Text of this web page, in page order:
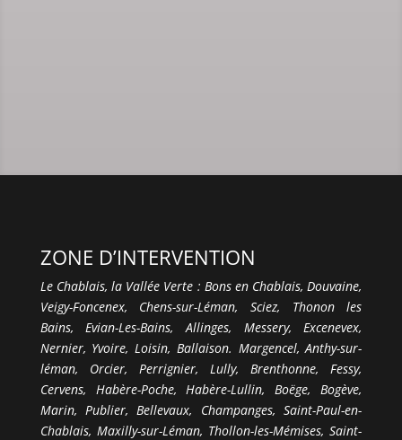
ZONE D’INTERVENTION
Le Chablais, la Vallée Verte : Bons en Chablais, Douvaine,
Veigy-Foncenex, Chens-sur-Léman, Sciez, Thonon les
Bains, Evian-Les-Bains, Allinges, Messery, Excenevex,
Nernier, Yvoire, Loisin, Ballaison. Margencel, Anthy-sur-
léman, Orcier, Perrignier, Lully, Brenthonne, Fessy,
Cervens, Habère-Poche, Habère-Lullin, Boëge, Bogève,
Marin, Publier, Bellevaux, Champanges, Saint-Paul-en-
Chablais, Maxilly-sur-Léman, Thollon-les-Mémises, Saint-